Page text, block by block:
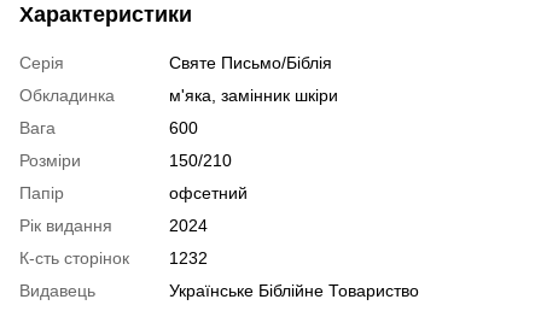
Характеристики
Серія
Святе Письмо/Біблія
Обкладинка
м'яка, замінник шкіри
Вага
600
Розміри
150/210
Папір
офсетний
Рік видання
2024
К-сть сторінок
1232
Видавець
Українське Біблійне Товариство